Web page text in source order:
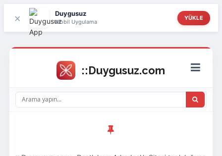
× Duygusuz
Mobil Uygulama
YÜKLE